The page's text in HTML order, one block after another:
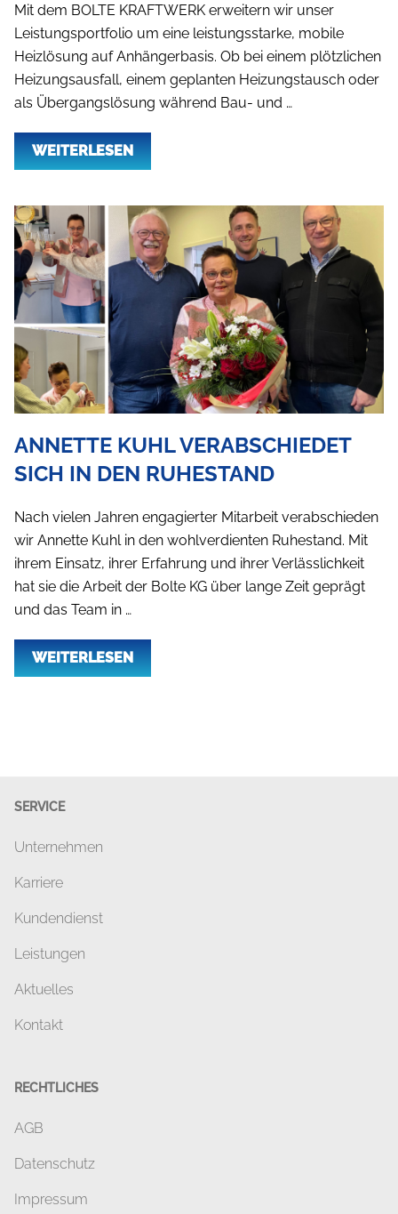
Mit dem BOLTE KRAFTWERK erweitern wir unser
Leistungsportfolio um eine leistungsstarke, mobile
Heizlösung auf Anhängerbasis. Ob bei einem plötzlichen
Heizungsausfall, einem geplanten Heizungstausch oder
als Übergangslösung während Bau- und …
WEITERLESEN
ANNETTE KUHL VERABSCHIEDET
SICH IN DEN RUHESTAND
Nach vielen Jahren engagierter Mitarbeit verabschieden
wir Annette Kuhl in den wohlverdienten Ruhestand. Mit
ihrem Einsatz, ihrer Erfahrung und ihrer Verlässlichkeit
hat sie die Arbeit der Bolte KG über lange Zeit geprägt
und das Team in …
WEITERLESEN
SERVICE
Unternehmen
Karriere
Kundendienst
Leistungen
Aktuelles
Kontakt
RECHTLICHES
AGB
Datenschutz
Impressum